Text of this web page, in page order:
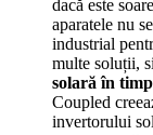
dacă este
aparatele nu
industrial
multe soluții,
solară în
Coupled
invertorului